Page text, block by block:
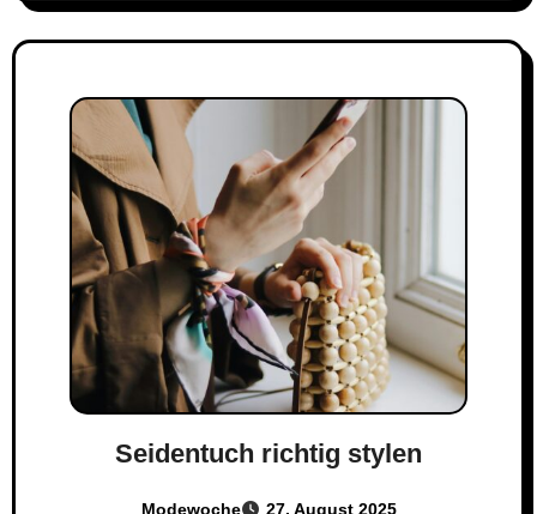
Seidentuch richtig stylen
Modewoche 27. August 2025